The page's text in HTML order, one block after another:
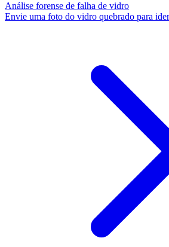
Análise forense de falha de vidro
Envie uma foto do vidro quebrado para